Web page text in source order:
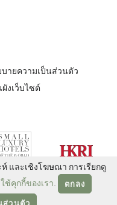
และเชิงโฆษณา การเรียกดู
ใช้คุกกี้ของเรา
ตกลง
ายความเป็นส่วนตัว
งเว็บไซต์
Travel Network
HKRI